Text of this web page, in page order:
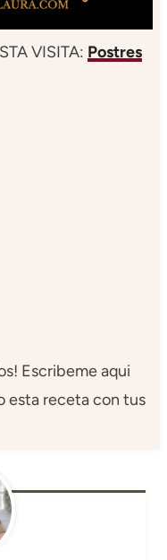
VISITA: Postres
Escribeme aqui
esta receta con tus